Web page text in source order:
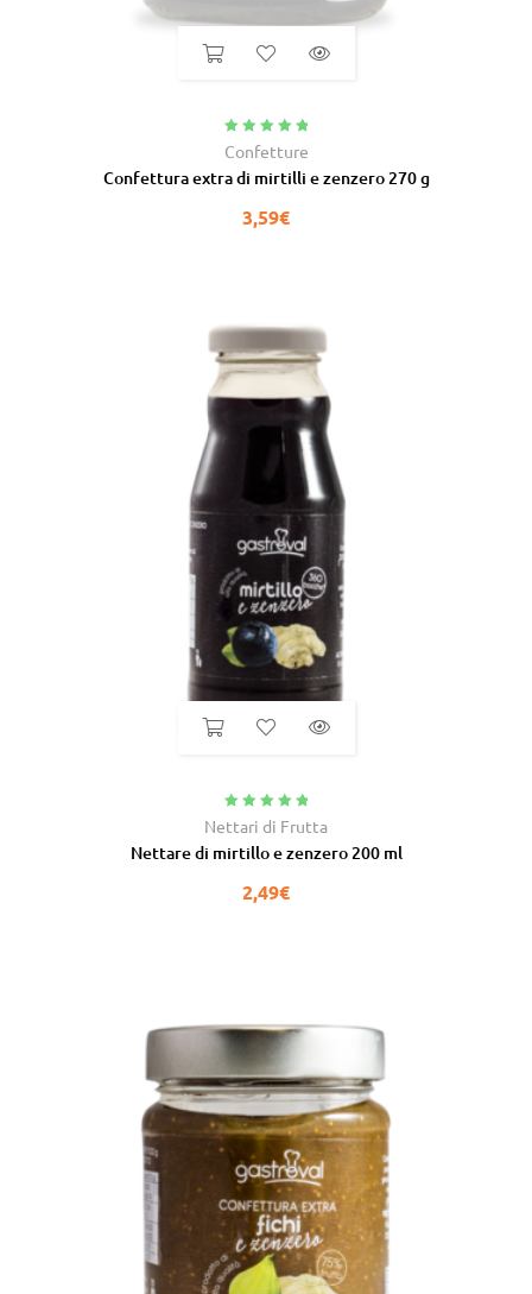
Valutato 5.00
Confetture
Confettura extra di mirtilli e zenzero 270 g
3,59€
Valutato 5.00
Nettari di Frutta
Nettare di mirtillo e zenzero 200 ml
2,49€